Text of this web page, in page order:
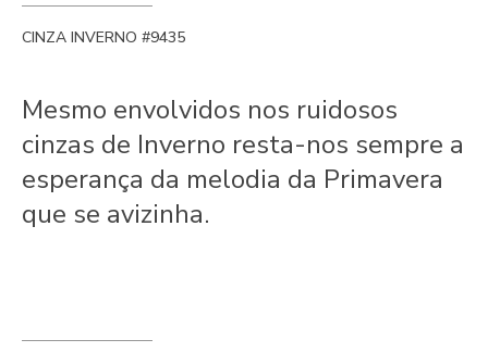
CINZA INVERNO #9435
Mesmo envolvidos nos ruidosos
cinzas de Inverno resta-nos sempre a
esperança da melodia da Primavera
que se avizinha.